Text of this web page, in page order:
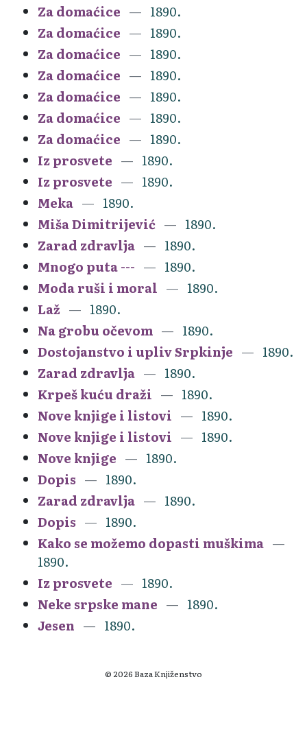
Za domaćice
1890.
Za domaćice
1890.
Za domaćice
1890.
Za domaćice
1890.
Za domaćice
1890.
Za domaćice
1890.
Za domaćice
1890.
Iz prosvete
1890.
Iz prosvete
1890.
Meka
1890.
Miša Dimitrijević
1890.
Zarad zdravlja
1890.
Mnogo puta ---
1890.
Moda ruši i moral
1890.
Laž
1890.
Na grobu očevom
1890.
Dostojanstvo i upliv Srpkinje
1890.
Zarad zdravlja
1890.
Krpeš kuću draži
1890.
Nove knjige i listovi
1890.
Nove knjige i listovi
1890.
Nove knjige
1890.
Dopis
1890.
Zarad zdravlja
1890.
Dopis
1890.
Kako se možemo dopasti muškima
1890.
Iz prosvete
1890.
Neke srpske mane
1890.
Jesen
1890.
© 2026 Baza Knjiženstvo